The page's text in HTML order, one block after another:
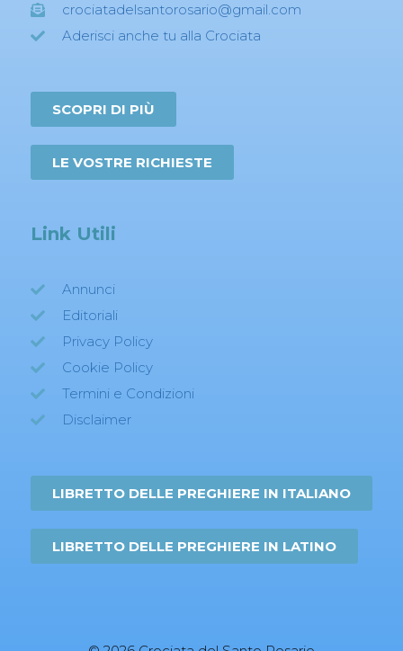
crociatadelsantorosario@gmail.com
Aderisci anche tu alla Crociata
SCOPRI DI PIÙ
LE VOSTRE RICHIESTE
Link Utili
Annunci
Editoriali
Privacy Policy
Cookie Policy
Termini e Condizioni
Disclaimer
LIBRETTO DELLE PREGHIERE IN ITALIANO
LIBRETTO DELLE PREGHIERE IN LATINO